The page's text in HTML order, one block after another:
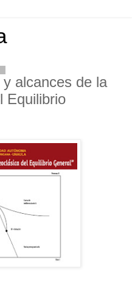
alcances de la
Equilibrio